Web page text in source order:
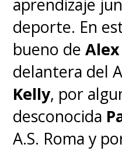
aprendizaje
deporte. En
bueno de
delantera del
Kelly, por
desconocida
A.S. Roma y